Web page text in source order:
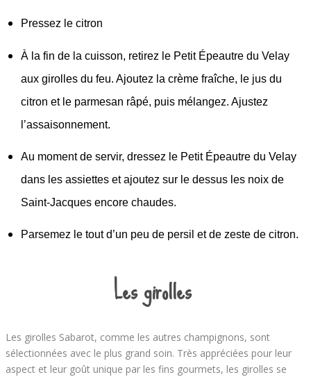
Pressez le citron
À la fin de la cuisson, retirez le Petit Épeautre du Velay
aux girolles du feu. Ajoutez la crème fraîche, le jus du
citron et le parmesan râpé, puis mélangez. Ajustez
l’assaisonnement.
Au moment de servir, dressez le Petit Épeautre du Velay
dans les assiettes et ajoutez sur le dessus les noix de
Saint-Jacques encore chaudes.
Parsemez le tout d’un peu de persil et de zeste de citron.
Les girolles
Les girolles Sabarot, comme les autres champignons, sont
sélectionnées avec le plus grand soin. Très appréciées pour leur
aspect et leur goût unique par les fins gourmets, les girolles se